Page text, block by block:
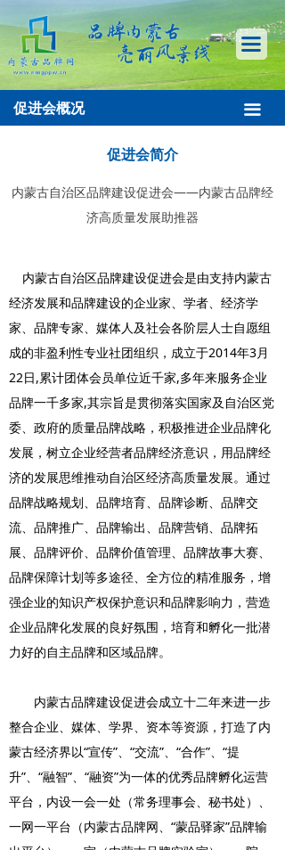
끀
首页
促进会概况
品牌资讯
内蒙古农牧业品牌目录
内蒙古品牌库
内蒙古自治区品牌建设促进会——内蒙古品牌经
济高质量发展助推器
促进会简介
内蒙古自治区品牌建设促进会是由支持内蒙古
经济发展和品牌建设的企业家、学者、经济学
家、品牌专家、媒体人及社会各阶层人士自愿组
成的非盈利性专业社团组织，成立于2014年3月
22日,累计团体会员单位近千家,多年来服务企业
品牌一千多家,其宗旨是贯彻落实国家及自治区党
委、政府的质量品牌战略，积极推进企业品牌化
发展，树立企业经营者品牌经济意识，用品牌经
济的发展思维推动自治区经济高质量发展。通过
品牌战略规划、品牌培育、品牌诊断、品牌交
流、品牌推广、品牌输出、品牌营销、品牌拓
展、品牌评价、品牌价值管理、品牌故事大赛、
品牌保障计划等多途径、全方位的精准服务，增
强企业的知识产权保护意识和品牌影响力，营造
企业品牌化发展的良好氛围，培育和孵化一批潜
力好的自主品牌和区域品牌。
内蒙古品牌建设促进会成立十二年来进一步
整合企业、媒体、学界、资本等资源，打造了内
蒙古经济界以“宣传”、“交流”、“合作”、“提
升”、“融智”、“融资”为一体的优秀品牌孵化运营
平台，内设一会一处（常务理事会、秘书处）、
一网一平台（内蒙古品牌网、“蒙品驿家”品牌输
끀
促进会概况